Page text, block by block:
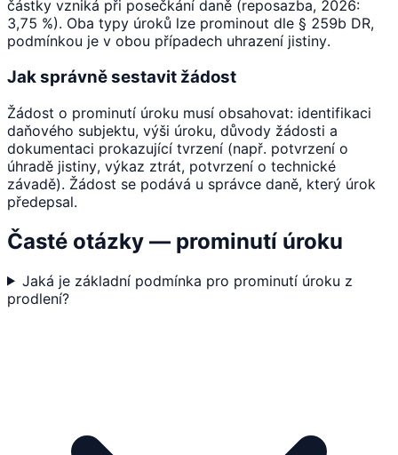
částky vzniká při posečkání daně (reposazba, 2026:
3,75 %). Oba typy úroků lze prominout dle § 259b DR,
podmínkou je v obou případech uhrazení jistiny.
Jak správně sestavit žádost
Žádost o prominutí úroku musí obsahovat: identifikaci
daňového subjektu, výši úroku, důvody žádosti a
dokumentaci prokazující tvrzení (např. potvrzení o
úhradě jistiny, výkaz ztrát, potvrzení o technické
závadě). Žádost se podává u správce daně, který úrok
předepsal.
Časté otázky — prominutí úroku
Jaká je základní podmínka pro prominutí úroku z
prodlení?